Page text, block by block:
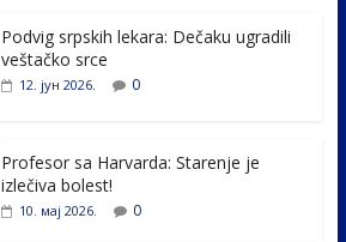
Podvig srpskih lekara: Dečaku ugradili
veštačko srce
12. јун 2026. 0
Profesor sa Harvarda: Starenje je
izlečiva bolest!
10. мај 2026. 0